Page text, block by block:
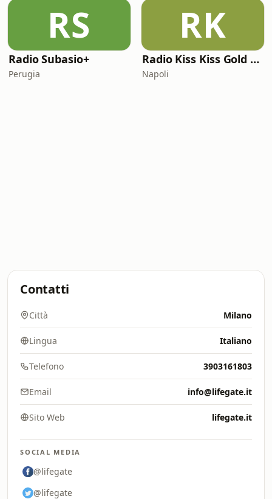
RS
Radio Subasio+
Perugia
RK
Radio Kiss Kiss Gold Rock
Napoli
Contatti
Città Milano
Lingua Italiano
Telefono 3903161803
Email info@lifegate.it
Sito Web lifegate.it
SOCIAL MEDIA
@lifegate
@lifegate